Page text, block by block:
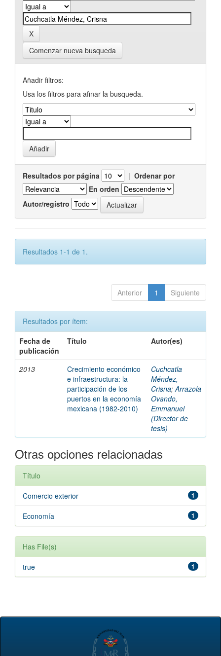
Comenzar nueva busqueda
Añadir filtros:
Usa los filtros para afinar la busqueda.
Resultados por página | Ordenar por
En orden
Autor/registro
Resultados 1-1 de 1.
Anterior 1 Siguiente
Resultados por ítem:
Fecha de
publicación
Título Autor(es)
2013
Crecimiento económico
e infraestructura: la
participación de los
puertos en la economía
mexicana (1982-2010)
Cuchcatla
Méndez,
Crisna;Arrazola
Ovando,
Emmanuel
(Director de
tesis)
Otras opciones relacionadas
Título
1
Comercio exterior
1
Economía
Has File(s)
1
true